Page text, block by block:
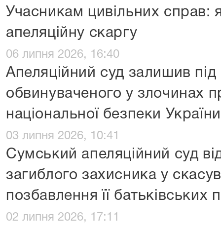
Учасникам цивільних справ:
апеляційну скаргу
06 липня 2026, 16:40
Апеляційний суд залишив
обвинуваченого у злочинах
національної безпеки України
03 липня 2026, 10:41
Сумський апеляційний суд
загиблого захисника у
позбавлення її батьківських
02 липня 2026, 17:11